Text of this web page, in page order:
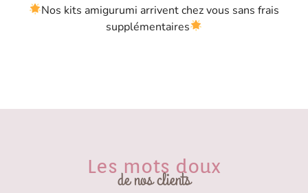
Nos kits amigurumi arrivent chez vous sans frais
supplémentaires
Les mots doux
de nos clients